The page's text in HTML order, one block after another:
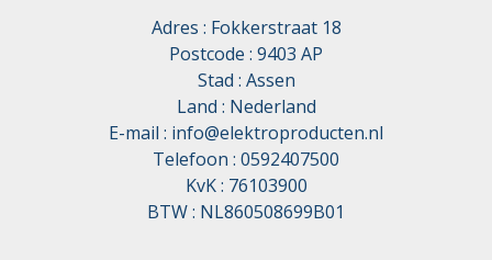
Adres : Fokkerstraat 18
Postcode : 9403 AP
Stad : Assen
Land : Nederland
E-mail : info@elektroproducten.nl
Telefoon : 0592407500
KvK : 76103900
BTW : NL860508699B01